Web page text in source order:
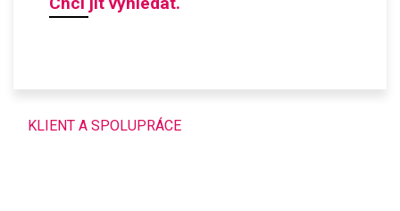
KLIENT A SPOLUPRÁCE